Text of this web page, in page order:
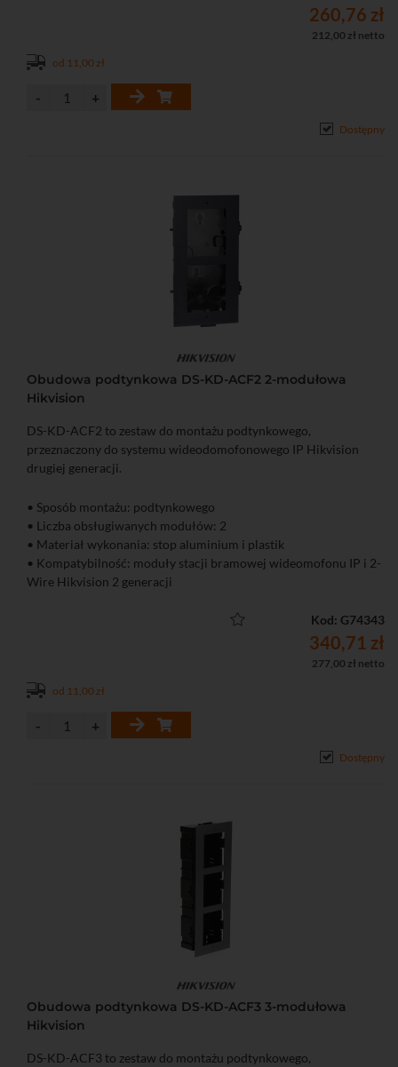
260,76 zł
212,00 zł netto
od 11,00 zł
Dostępny
Obudowa podtynkowa DS-KD-ACF2 2-modułowa
Hikvision
DS-KD-ACF2 to zestaw do montażu podtynkowego,
przeznaczony do systemu wideodomofonowego IP Hikvision
drugiej generacji.
• Sposób montażu: podtynkowego
• Liczba obsługiwanych modułów: 2
• Materiał wykonania: stop aluminium i plastik
• Kompatybilność: moduły stacji bramowej wideomofonu IP i 2-
Wire Hikvision 2 generacji
Kod: G74343
340,71 zł
277,00 zł netto
od 11,00 zł
Dostępny
Obudowa podtynkowa DS-KD-ACF3 3-modułowa
Hikvision
DS-KD-ACF3 to zestaw do montażu podtynkowego,